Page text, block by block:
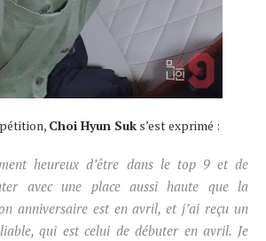
Choi Hyun Suk s’est exprimé :
heureux d’être dans le top 9 et de
avec une place aussi haute que la
anniversaire est en avril, et j’ai reçu un
qui est celui de débuter en avril. Je